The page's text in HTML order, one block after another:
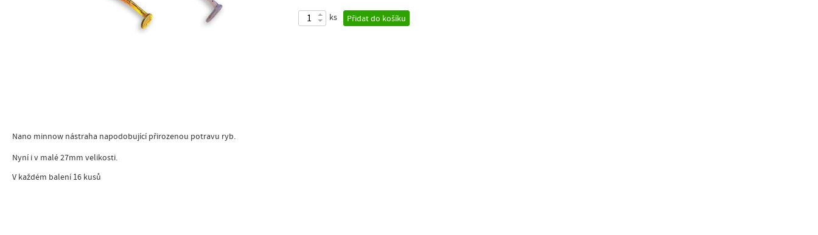
ks Přidat do košíku
Nano minnow nástraha napodobující přirozenou potravu ryb.
Nyní i v malé 27mm velikosti.
V každém balení 16 kusů